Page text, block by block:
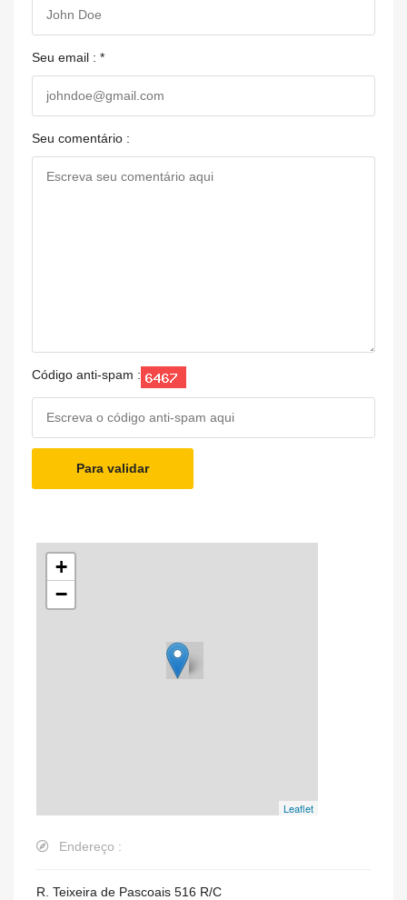
Seu email : *
Seu comentário :
Código anti-spam :
Para validar
+
−
Leaflet
Endereço :
R. Teixeira de Pascoais 516 R/C